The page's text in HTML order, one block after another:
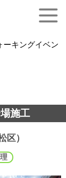
ーキングイベン
施工
区）